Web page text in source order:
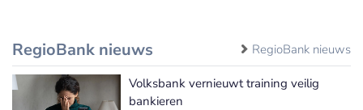
RegioBank nieuws RegioBank nieuws
Volksbank vernieuwt training veilig
bankieren